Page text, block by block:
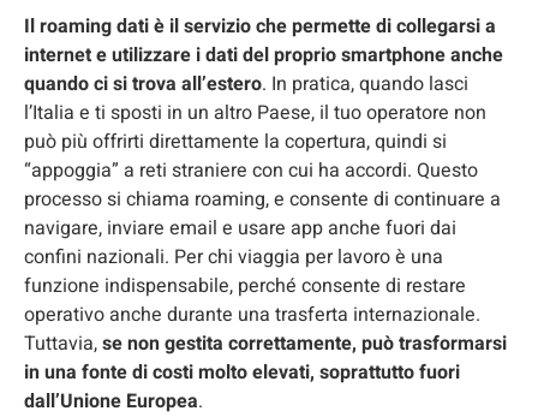
Il roaming dati è il servizio che permette di collegarsi a
internet e utilizzare i dati del proprio smartphone anche
quando ci si trova all’estero. In pratica, quando lasci
l’Italia e ti sposti in un altro Paese, il tuo operatore non
può più offrirti direttamente la copertura, quindi si
“appoggia” a reti straniere con cui ha accordi. Questo
processo si chiama roaming, e consente di continuare a
navigare, inviare email e usare app anche fuori dai
confini nazionali. Per chi viaggia per lavoro è una
funzione indispensabile, perché consente di restare
operativo anche durante una trasferta internazionale.
Tuttavia,se non gestita correttamente, può trasformarsi
in una fonte di costi molto elevati, soprattutto fuori
dall’Unione Europea.